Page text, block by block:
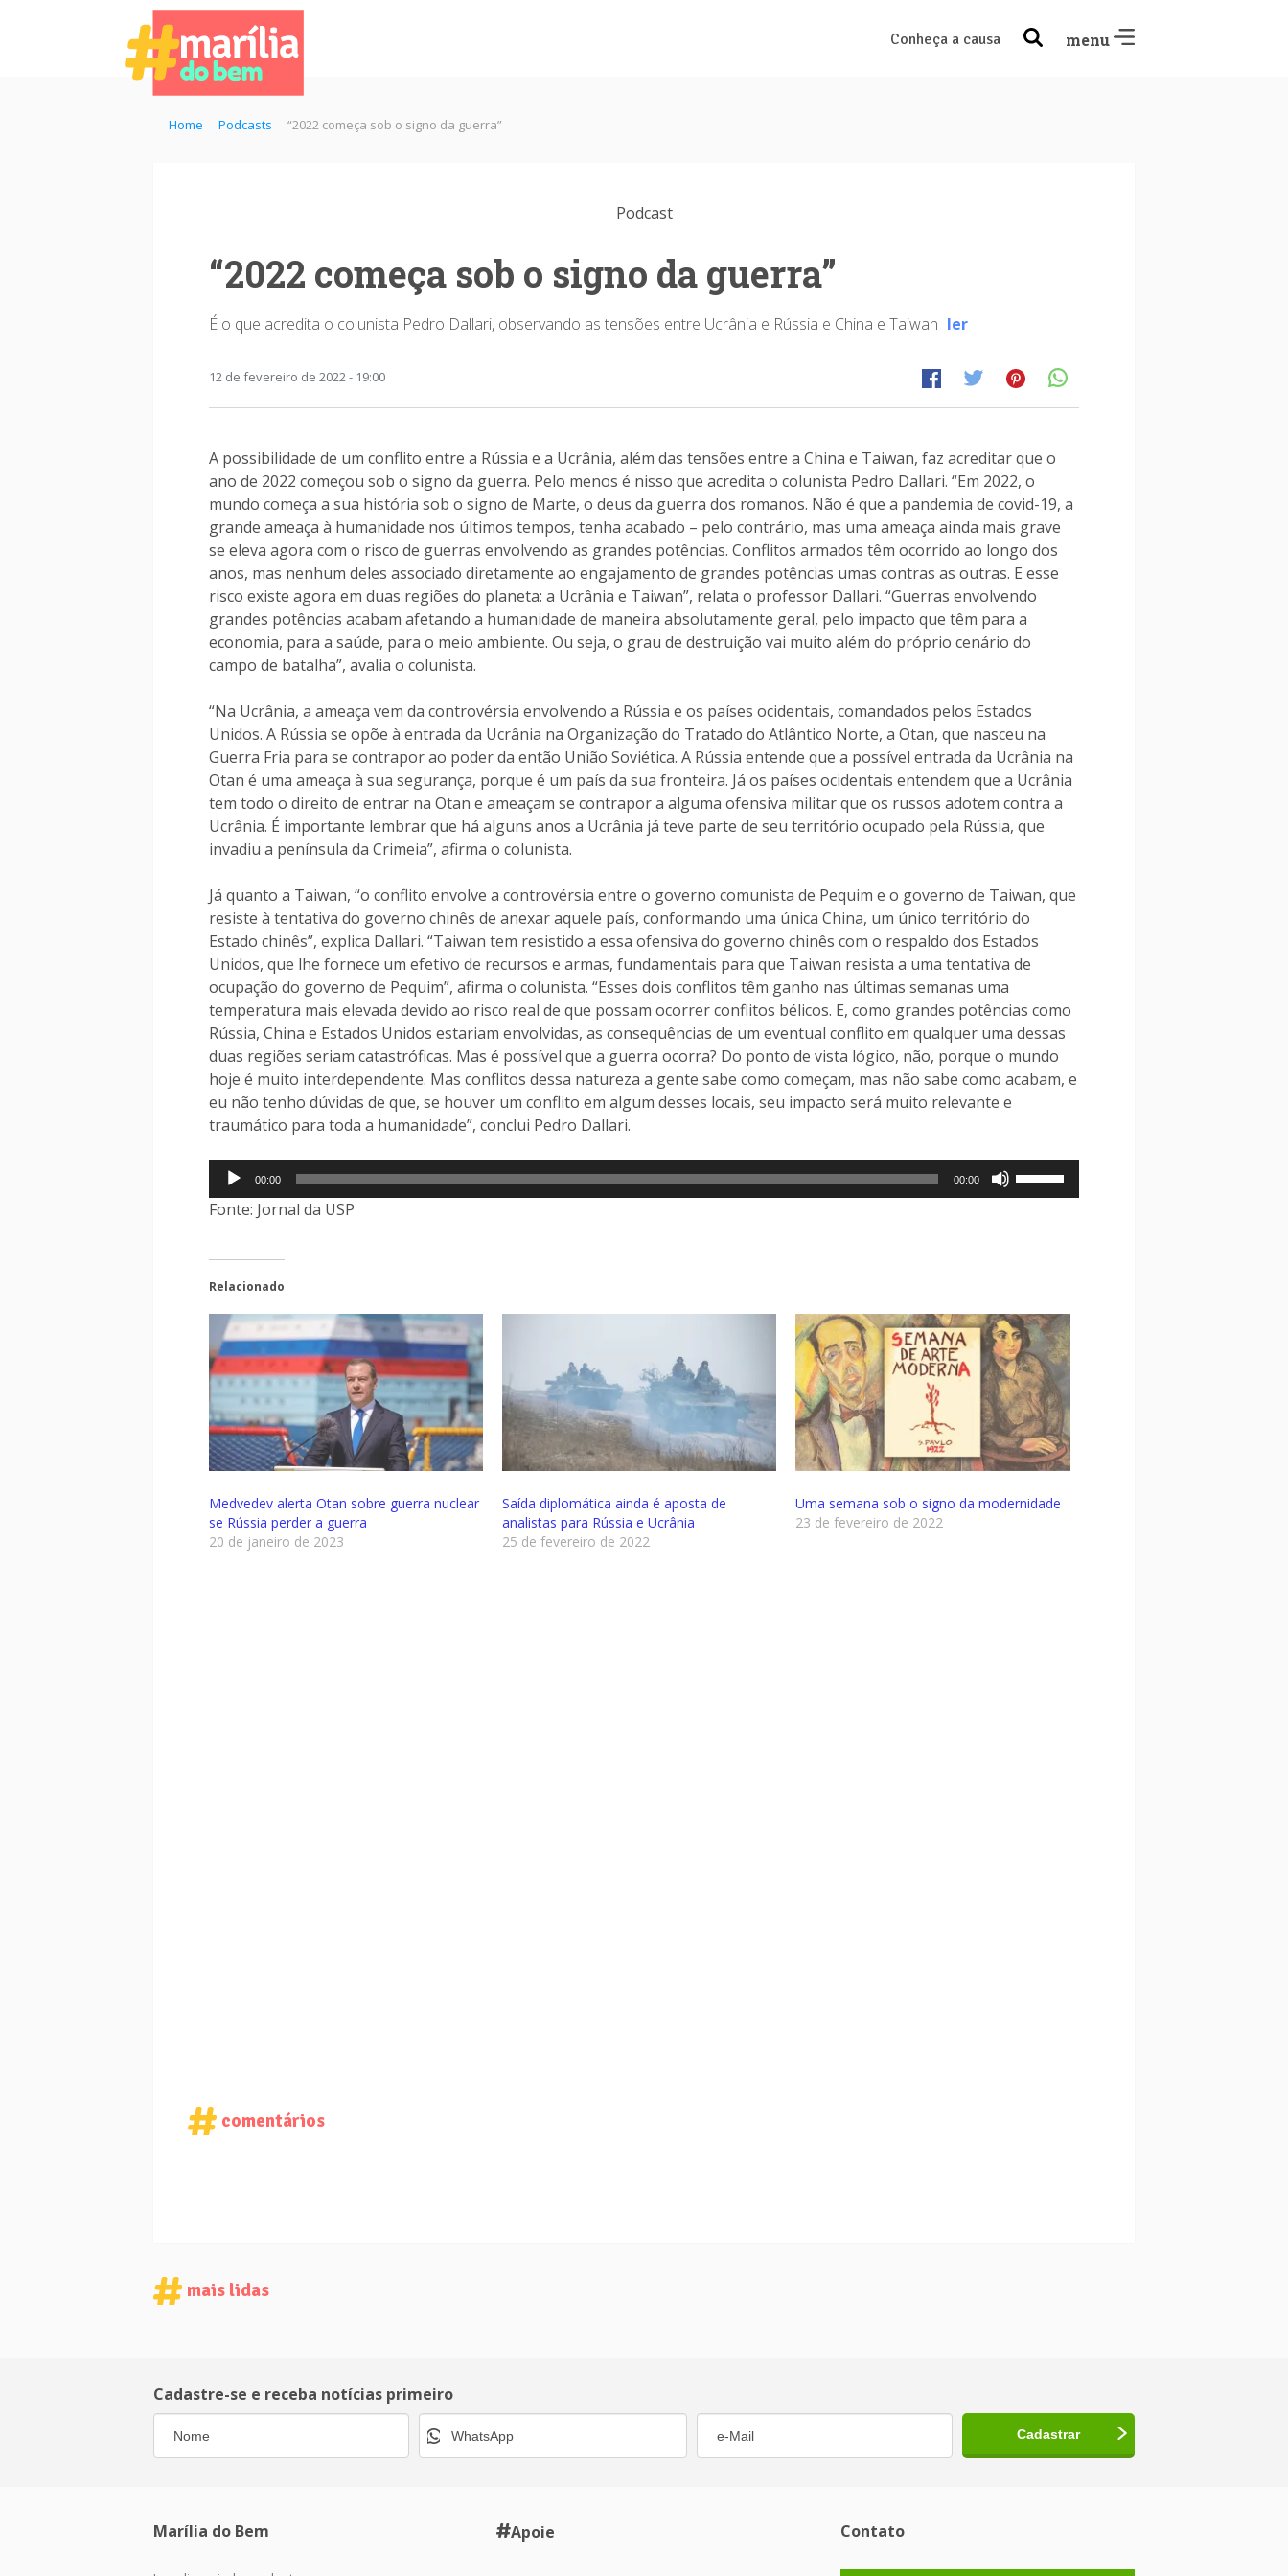
Conheça a causa menu
Home Podcasts “2022 começa sob o signo da guerra”
Podcast
“2022 começa sob o signo da guerra”
É o que acredita o colunista Pedro Dallari, observando as tensões entre Ucrânia e Rússia e China e Taiwan ler
12 de fevereiro de 2022 - 19:00
A possibilidade de um conflito entre a Rússia e a Ucrânia, além das tensões entre a China e Taiwan, faz acreditar que o
ano de 2022 começou sob o signo da guerra. Pelo menos é nisso que acredita o colunista Pedro Dallari. “Em 2022, o
mundo começa a sua história sob o signo de Marte, o deus da guerra dos romanos. Não é que a pandemia de covid-19, a
grande ameaça à humanidade nos últimos tempos, tenha acabado – pelo contrário, mas uma ameaça ainda mais grave
se eleva agora com o risco de guerras envolvendo as grandes potências. Conflitos armados têm ocorrido ao longo dos
anos, mas nenhum deles associado diretamente ao engajamento de grandes potências umas contras as outras. E esse
risco existe agora em duas regiões do planeta: a Ucrânia e Taiwan”, relata o professor Dallari. “Guerras envolvendo
grandes potências acabam afetando a humanidade de maneira absolutamente geral, pelo impacto que têm para a
economia, para a saúde, para o meio ambiente. Ou seja, o grau de destruição vai muito além do próprio cenário do
campo de batalha”, avalia o colunista.
“Na Ucrânia, a ameaça vem da controvérsia envolvendo a Rússia e os países ocidentais, comandados pelos Estados
Unidos. A Rússia se opõe à entrada da Ucrânia na Organização do Tratado do Atlântico Norte, a Otan, que nasceu na
Guerra Fria para se contrapor ao poder da então União Soviética. A Rússia entende que a possível entrada da Ucrânia na
Otan é uma ameaça à sua segurança, porque é um país da sua fronteira. Já os países ocidentais entendem que a Ucrânia
tem todo o direito de entrar na Otan e ameaçam se contrapor a alguma ofensiva militar que os russos adotem contra a
Ucrânia. É importante lembrar que há alguns anos a Ucrânia já teve parte de seu território ocupado pela Rússia, que
invadiu a península da Crimeia”, afirma o colunista.
Já quanto a Taiwan, “o conflito envolve a controvérsia entre o governo comunista de Pequim e o governo de Taiwan, que
resiste à tentativa do governo chinês de anexar aquele país, conformando uma única China, um único território do
Estado chinês”, explica Dallari. “Taiwan tem resistido a essa ofensiva do governo chinês com o respaldo dos Estados
Unidos, que lhe fornece um efetivo de recursos e armas, fundamentais para que Taiwan resista a uma tentativa de
ocupação do governo de Pequim”, afirma o colunista. “Esses dois conflitos têm ganho nas últimas semanas uma
temperatura mais elevada devido ao risco real de que possam ocorrer conflitos bélicos. E, como grandes potências como
Rússia, China e Estados Unidos estariam envolvidas, as consequências de um eventual conflito em qualquer uma dessas
duas regiões seriam catastróficas. Mas é possível que a guerra ocorra? Do ponto de vista lógico, não, porque o mundo
hoje é muito interdependente. Mas conflitos dessa natureza a gente sabe como começam, mas não sabe como acabam, e
eu não tenho dúvidas de que, se houver um conflito em algum desses locais, seu impacto será muito relevante e
traumático para toda a humanidade”, conclui Pedro Dallari.
Tocador
de
áudio
00:00 00:00
baixo
para
aumentar
ou
diminuir
o
volume.
Fonte: Jornal da USP
Relacionado
Medvedev alerta Otan sobre guerra nuclear
se Rússia perder a guerra
20 de janeiro de 2023
Saída diplomática ainda é aposta de
analistas para Rússia e Ucrânia
25 de fevereiro de 2022
Uma semana sob o signo da modernidade
23 de fevereiro de 2022
comentários
mais lidas
Cadastre-se e receba notícias primeiro
Marília do Bem Apoie Contato